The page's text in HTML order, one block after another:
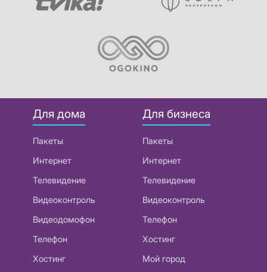
Для дома
Пакеты
Интернет
Телевидение
Видеоконтроль
Видеодомофон
Телефон
Хостинг
Для бизнеса
Пакеты
Интернет
Телевидение
Видеоконтроль
Телефон
Хостинг
Мой город